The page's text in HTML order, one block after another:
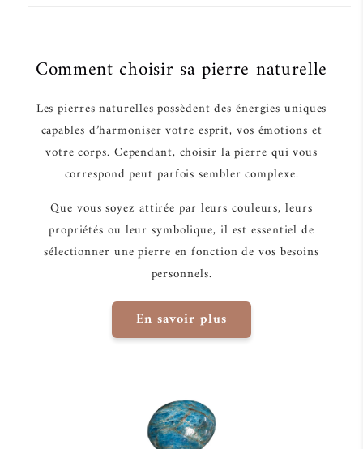
Comment choisir sa pierre naturelle
Les pierres naturelles possèdent des énergies uniques
capables d’harmoniser votre esprit, vos émotions et
votre corps. Cependant, choisir la pierre qui vous
correspond peut parfois sembler complexe.
Que vous soyez attirée par leurs couleurs, leurs
propriétés ou leur symbolique, il est essentiel de
sélectionner une pierre en fonction de vos besoins
personnels.
En savoir plus